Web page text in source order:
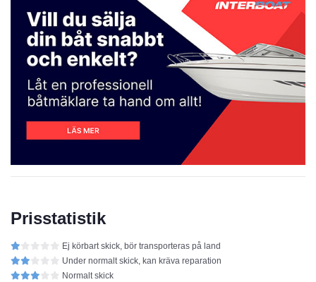
Prisstatistik
Ej körbart skick, bör transporteras på land
Under normalt skick, kan kräva reparation
Normalt skick